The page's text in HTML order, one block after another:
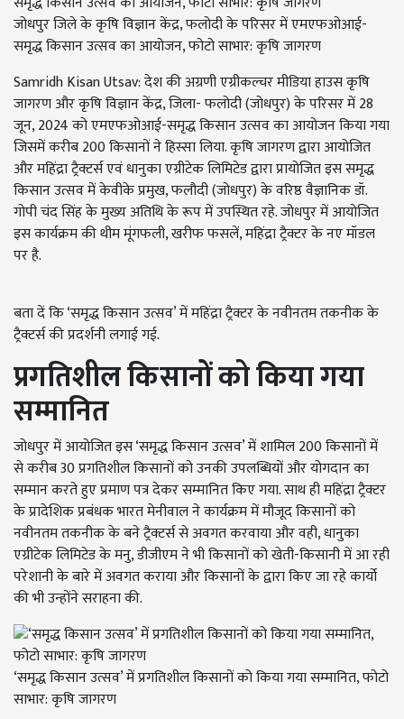
जोधपुर जिले के कृषि विज्ञान केंद्र, फलोदी के परिसर में एमएफओआई-
समृद्ध किसान उत्सव का आयोजन, फोटो साभार: कृषि जागरण
Samridh Kisan Utsav: देश की अग्रणी एग्रीकल्चर मीडिया हाउस कृषि
जागरण और कृषि विज्ञान केंद्र, जिला- फलोदी (जोधपुर) के परिसर में 28
जून, 2024 को एमएफओआई-समृद्ध किसान उत्सव का आयोजन किया गया
जिसमें करीब 200 किसानों ने हिस्सा लिया. कृषि जागरण द्वारा आयोजित
और महिंद्रा ट्रैक्टर्स एवं धानुका एग्रीटेक लिमिटेड द्वारा प्रायोजित इस समृद्ध
किसान उत्सव में केवीके प्रमुख, फलौदी (जोधपुर) के वरिष्ठ वैज्ञानिक डॉ.
गोपी चंद सिंह के मुख्य अतिथि के रूप में उपस्थित रहे. जोधपुर में आयोजित
इस कार्यक्रम की थीम मूंगफली, खरीफ फसलें, महिंद्रा ट्रैक्टर के नए मॉडल
पर है.
बता दें कि ‘समृद्ध किसान उत्सव’ में महिंद्रा ट्रैक्टर के नवीनतम तकनीक के
ट्रैक्टर्स की प्रदर्शनी लगाई गई.
प्रगतिशील किसानों को किया गया
सम्मानित
जोधपुर में आयोजित इस ‘समृद्ध किसान उत्सव’ में शामिल 200 किसानों में
से करीब 30 प्रगतिशील किसानों को उनकी उपलब्धियों और योगदान का
सम्मान करते हुए प्रमाण पत्र देकर सम्मानित किए गया. साथ ही महिंद्रा ट्रैक्टर
के प्रादेशिक प्रबंधक भारत मेनीवाल ने कार्यक्रम में मौजूद किसानों को
नवीनतम तकनीक के बने ट्रैक्टर्स से अवगत करवाया और वही, धानुका
एग्रीटेक लिमिटेड के मनु, डीजीएम ने भी किसानों को खेती-किसानी में आ रही
परेशानी के बारे में अवगत कराया और किसानों के द्वारा किए जा रहे कार्यो
की भी उन्होंने सराहना की.
‘समृद्ध किसान उत्सव’ में प्रगतिशील किसानों को किया गया सम्मानित, फोटो
साभार: कृषि जागरण